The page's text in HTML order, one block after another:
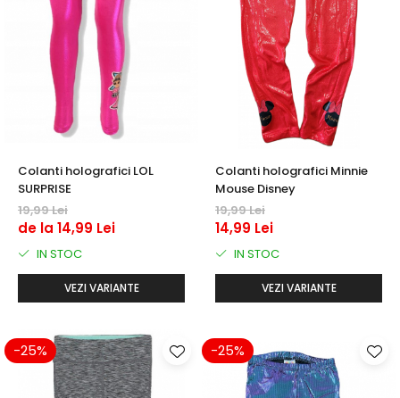
Colanti holografici LOL
SURPRISE
19,99 Lei
de la 14,99 Lei
IN STOC
VEZI VARIANTE
Colanti holografici Minnie
Mouse Disney
19,99 Lei
14,99 Lei
IN STOC
VEZI VARIANTE
-25% -25%